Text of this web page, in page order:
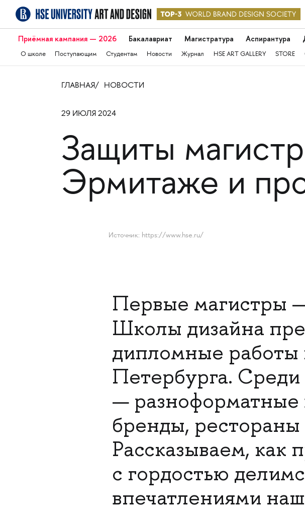
Приёмная кампания — 2026 Бакалавриат Магистратура Аспирантура
О школе Поступающим Студентам Новости Журнал HSE ART GALLERY STORE
ГЛАВНАЯ НОВОСТИ
29 ИЮЛЯ 2024
Защиты
Эрмитаже и
Источник: https://www.hse.ru/
Первые магистры
Школы дизайна
дипломные работы
Петербурга.
— разноформатные
бренды, рестораны
Рассказываем,
с гордостью
впечатлениями